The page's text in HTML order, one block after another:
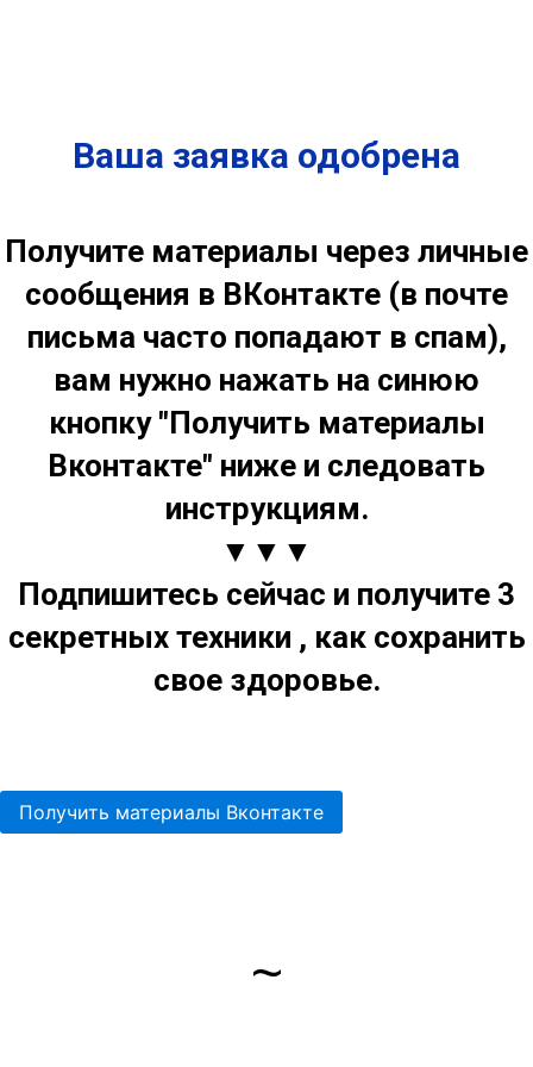
Ваша заявка одобрена
Получите материалы через личные
сообщения в ВКонтакте (в почте
письма часто попадают в спам),
вам нужно нажать на синюю
кнопку "Получить материалы
Вконтакте" ниже и следовать
инструкциям.
▼ ▼ ▼
Подпишитесь сейчас и получите 3
секретных техники , как сохранить
свое здоровье.
Получить материалы Вконтакте
~